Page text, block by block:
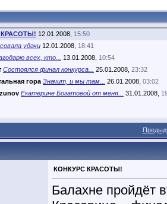
12.01.2008, 15:50
удачи 12.01.2008, 18:41
всех, кто... 13.01.2008, 10:54
Состоялся финал конкурса... 25.01.2008, 23:32
гора Значит, и мы там... 26.01.2008, 03:02
Екатерине Богатовой от меня... 31.01.2008,
КОНКУРС КРАСОТЫ!
Балахне пройдёт